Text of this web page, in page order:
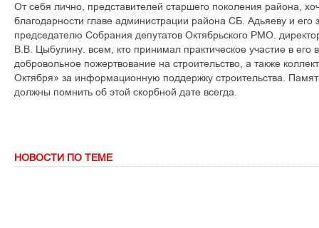
От себя лично, представителей старшего поколения района,
благодарности главе администрации района СБ. Адьяеву и
председателю Собрания депутатов Октябрьского РМО.
В.В. Цыбулину. всем, кто принимал практическое участие в его
добровольное пожертвование на строительство, а также
Октября» за информационную поддержку строительства.
должны помнить об этой скорбной дате всегда.
НОВОСТИ ПО ТЕМЕ